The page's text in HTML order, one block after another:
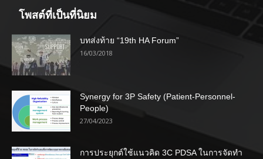
โพสต์ที่เป็นที่นิยม
บทส่งท้าย “19th HA Forum”
16/03/2018
Synergy for 3P Safety (Patient-Personnel-
People)
27/04/2023
การประยุกต์ใช้แนวคิด 3C PDSA ในการจัดทำ